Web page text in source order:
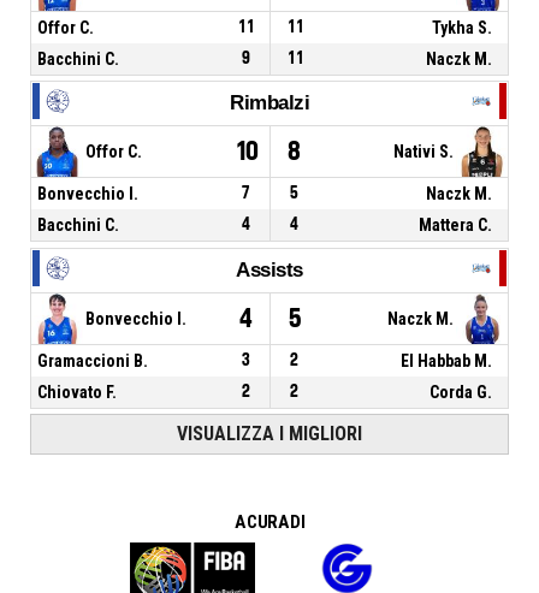
Offor C. 11 11
Tykha S.
Bacchini C.
9 11 Naczk M.
Rimbalzi
Offor C. 10 8 Nativi S.
Bonvecchio I. 7 5
Naczk M.
Bacchini C.
4 4 Mattera C.
Assists
Bonvecchio I. 4 5 Naczk M.
Gramaccioni B. 3 2
El Habbab M.
Chiovato F.
2 2 Corda G.
VISUALIZZA I MIGLIORI
A CURA DI